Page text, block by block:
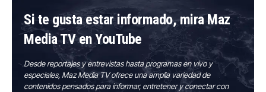
Si te gusta estar informado, mira Maz
Media TV en YouTube
Desde reportajes y entrevistas hasta programas en vivo y
especiales, Maz Media TV ofrece una amplia variedad de
contenidos pensados para informar, entretener y conectar con